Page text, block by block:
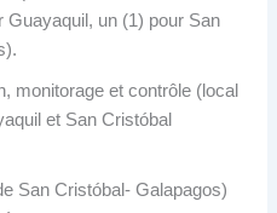
Guayaquil, un (1) pour San
monitorage et contrôle (local
et San Cristóbal
San Cristóbal- Galapagos)